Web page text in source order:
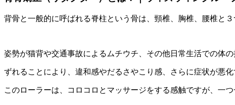
背骨と一般的に呼ばれる脊柱という骨は、頸椎、胸椎、腰椎と
姿勢が猫背や交通事故によるムチウチ、その他日常生活での体
ずれることにより、違和感やだるさやこり感、さらに症状が悪
このローラーは、コロコロとマッサージをする感触ですが、一